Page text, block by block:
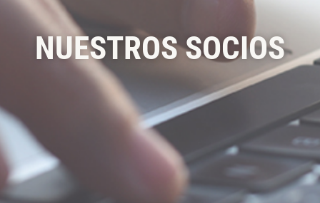
NUESTROS SOCIOS